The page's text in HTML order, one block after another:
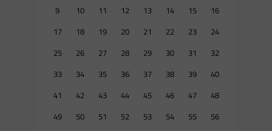
9
10 11 12 13 14 15
16
17
18 19 20 21 22 23
24
25
26 27 28 29 30 31
32
33
34 35 36 37 38 39
40
41
42 43 44 45 46 47
48
49
50 51 52 53 54 55
56